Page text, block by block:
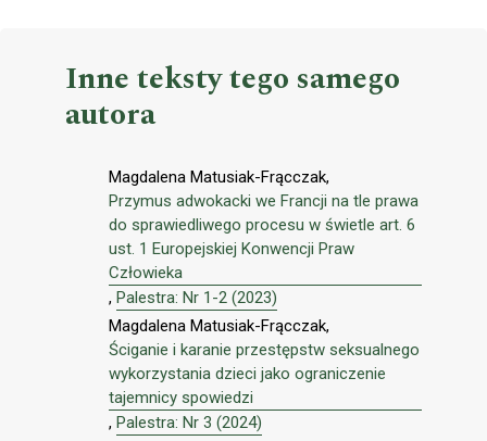
Inne teksty tego samego
autora
Magdalena Matusiak-Frącczak,
Przymus adwokacki we Francji na tle prawa
do sprawiedliwego procesu w świetle art. 6
ust. 1 Europejskiej Konwencji Praw
Człowieka
, Palestra: Nr 1-2 (2023)
Magdalena Matusiak-Frącczak,
Ściganie i karanie przestępstw seksualnego
wykorzystania dzieci jako ograniczenie
tajemnicy spowiedzi
, Palestra: Nr 3 (2024)